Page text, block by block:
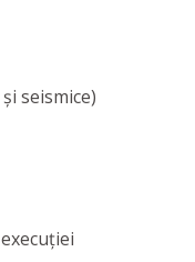
seismice)